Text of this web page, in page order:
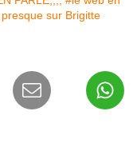
sur Brigitte